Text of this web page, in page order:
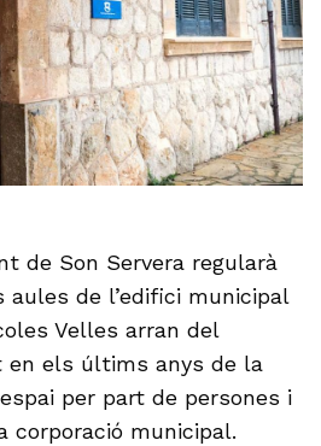
de Son Servera regularà
aules de l’edifici municipal
Velles arran del
en els últims anys de la
per part de persones i
corporació municipal.